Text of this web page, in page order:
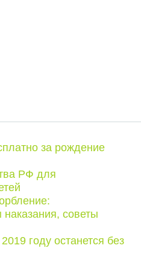
за рождение
РФ для
советы
году останется без